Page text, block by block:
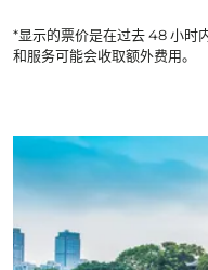
*显示的票价是在过去 48 小时
和服务可能会收取额外费用。